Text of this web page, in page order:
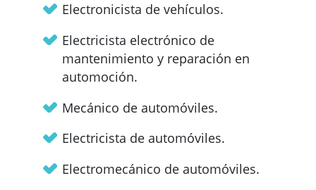
Electronicista de vehículos.
Electricista electrónico de
mantenimiento y reparación en
automoción.
Mecánico de automóviles.
Electricista de automóviles.
Electromecánico de automóviles.